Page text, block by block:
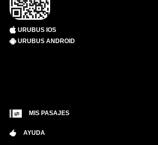
URUBUS IOS
URUBUS ANDROID
MIS PASAJES
AYUDA